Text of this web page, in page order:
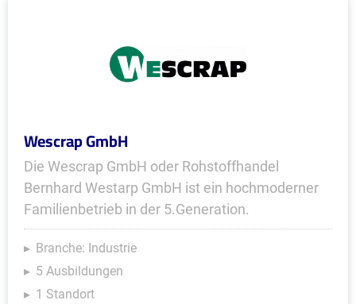
Wescrap GmbH
Die Wescrap GmbH oder Rohstoffhandel
Bernhard Westarp GmbH ist ein hochmoderner
Familienbetrieb in der 5.Generation.
Branche: Industrie
5 Ausbildungen
1 Standort